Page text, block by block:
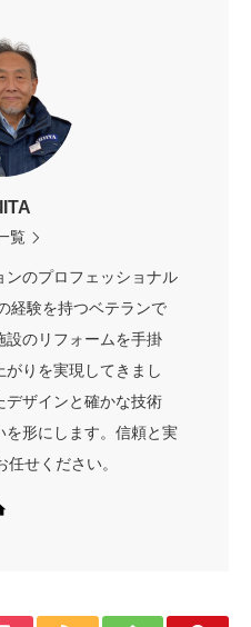
覧
ンのプロフェッショナル
経験を持つベテランで
のリフォームを手掛
りを実現してきまし
デザインと確かな技術
形にします。信頼と実
せください。